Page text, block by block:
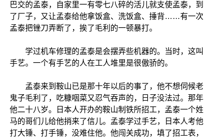
巴交的孟泰，自家里一有零七八碎的活儿就支使孟泰，到
了厂子，又让孟泰给他拿饭盒、洗饭盒、捶背……有一次
孟泰把锉刀弄断了，挨了毛利的一顿暴打。
学过机车修理的孟泰是会摆弄些机器的。当时，这叫
手艺。一个有手艺的人在工人堆里是很傲骄的。
孟泰来到鞍山已是那十年以后的事了，他不想伺候老
鬼子毛利了，吃糠咽菜又忍气吞声的，日子没法过。那年
他二十八岁。日本人开办的鞍山制铁所招工，孟泰一个姓
马的哥们儿给他捎来了信儿。孟泰学过手艺，日本人考他
打大锤、打手锤，没难住他。他闯关成功，填了招工表，